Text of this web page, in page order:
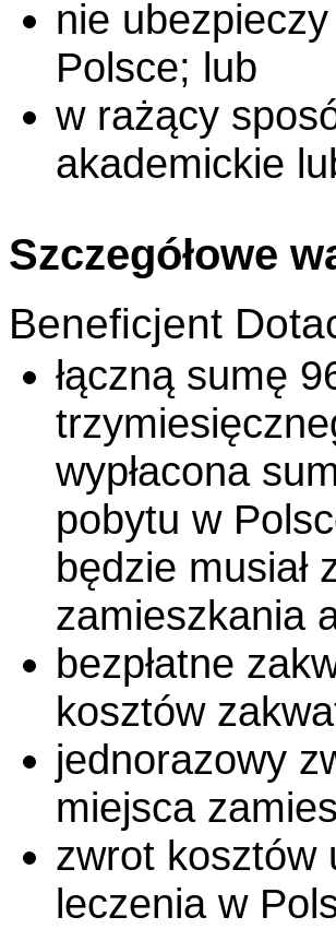
nie
Polsce; lub
w rażący
akademickie
Szczegółowe
Beneficjent
łączną sumę
wypłacona
pobytu w
będzie musiał
zamieszkania
bezpłatne
kosztów
jednorazowy
miejsca
zwrot kosztów
leczenia w